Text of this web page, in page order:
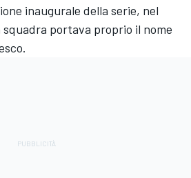
inaugurale della serie, nel
squadra portava proprio il nome